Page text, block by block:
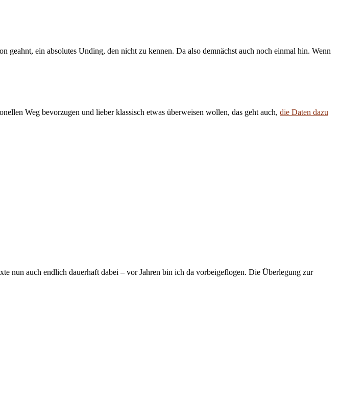
geahnt, ein absolutes Unding, den nicht zu kennen. Da also demnächst auch noch einmal hin. Wenn
Weg bevorzugen und lieber klassisch etwas überweisen wollen, das geht auch, die Daten dazu
nun auch endlich dauerhaft dabei – vor Jahren bin ich da vorbeigeflogen. Die Überlegung zur